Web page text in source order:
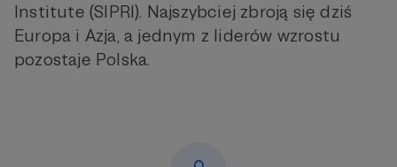
Institute (SIPRI). Najszybciej zbroją się dziś
Europa i Azja, a jednym z liderów wzrostu
pozostaje Polska.